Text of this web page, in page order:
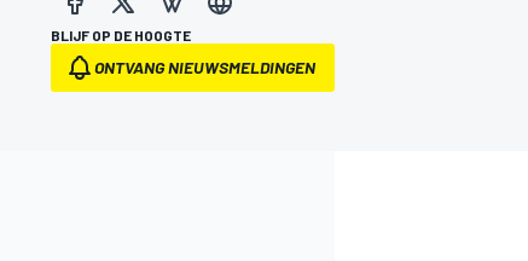
BLIJF OP DE HOOGTE
ONTVANG NIEUWSMELDINGEN